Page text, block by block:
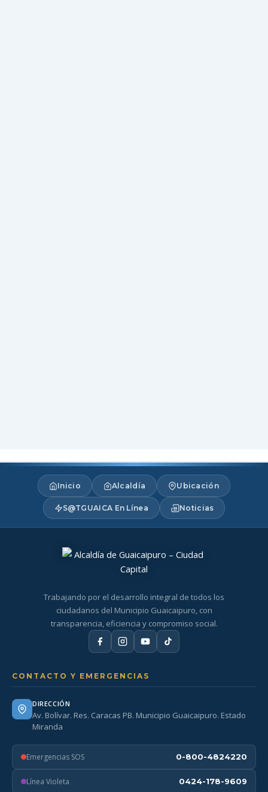
Inicio Alcaldía Ubicación
S@TGUAICA En Línea Noticias
Trabajando por el desarrollo integral de todos los
ciudadanos del Municipio Guaicaipuro, con
transparencia, eficiencia y compromiso social.
CONTACTO Y EMERGENCIAS
DIRECCIÓN
Av. Bolívar. Res. Caracas PB. Municipio Guaicaipuro. Estado
Miranda
Emergencias SOS 0-800-4824220
Línea Violeta 0424-178-9609